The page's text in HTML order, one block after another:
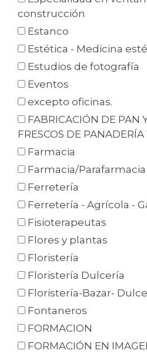
construcción
Estanco
Estética - Medicina
Estudios de fotografía
Eventos
excepto oficinas.
FABRICACIÓN DE PAN
FRESCOS DE
Farmacia
Farmacia/Parafarmacia
Ferretería
Ferretería - Agrícola -
Fisioterapeutas
Flores y plantas
Floristería
Floristería Dulcería
Floristería-Bazar-
Fontaneros
FORMACION
FORMACIÓN EN